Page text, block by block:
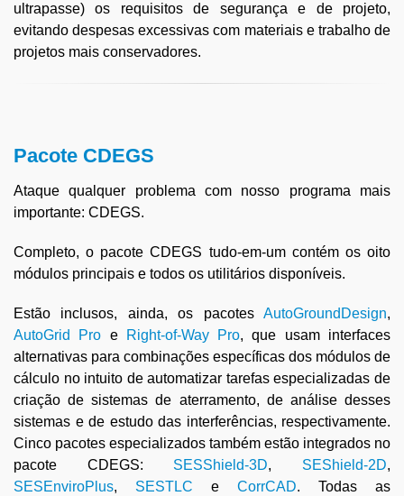
ultrapasse) os requisitos de segurança e de projeto,
evitando despesas excessivas com materiais e trabalho de
projetos mais conservadores.
Pacote CDEGS
Ataque qualquer problema com nosso programa mais
importante: CDEGS.
Completo, o pacote CDEGS tudo-em-um contém os oito
módulos principais e todos os utilitários disponíveis.
Estão inclusos, ainda, os pacotes AutoGroundDesign,
AutoGrid Pro e Right-of-Way Pro, que usam interfaces
alternativas para combinações específicas dos módulos de
cálculo no intuito de automatizar tarefas especializadas de
criação de sistemas de aterramento, de análise desses
sistemas e de estudo das interferências, respectivamente.
Cinco pacotes especializados também estão integrados no
pacote CDEGS: SESShield-3D, SEShield-2D,
SESEnviroPlus, SESTLC e CorrCAD. Todas as